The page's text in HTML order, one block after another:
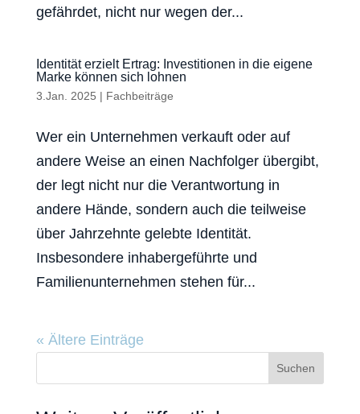
gefährdet, nicht nur wegen der...
Identität erzielt Ertrag: Investitionen in die eigene
Marke können sich lohnen
3.Jan. 2025 | Fachbeiträge
Wer ein Unternehmen verkauft oder auf
andere Weise an einen Nachfolger übergibt,
der legt nicht nur die Verantwortung in
andere Hände, sondern auch die teilweise
über Jahrzehnte gelebte Identität.
Insbesondere inhabergeführte und
Familienunternehmen stehen für...
« Ältere Einträge
Suchen